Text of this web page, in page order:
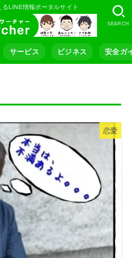
LINE情報ポータルサイト
サービス ビジネス 安全ガ
SEARCH
恋愛